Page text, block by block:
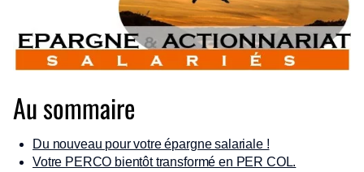
Au sommaire
Du nouveau pour votre épargne salariale !
Votre PERCO bientôt transformé en PER COL.